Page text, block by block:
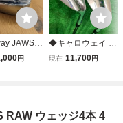
JAWS
2本セッ
円
◆キャロウェイ J
AWS RAW ウェッ
現在 11,700円
RAW ウェッジ4本 4